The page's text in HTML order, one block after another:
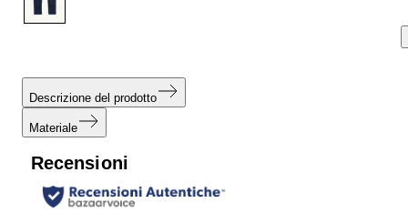
Descrizione del prodotto
Materiale
Recensioni